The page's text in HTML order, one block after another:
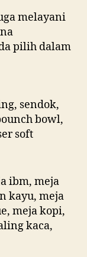
melayani
pilih dalam
sendok,
bowl,
soft
ibm, meja
kayu, meja
meja kopi,
kaca,